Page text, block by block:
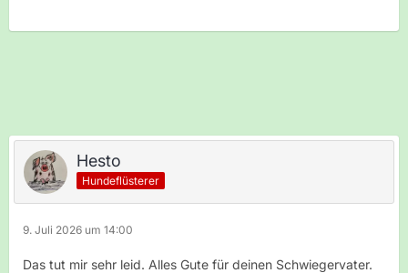
Hesto
Hundeflüsterer
9. Juli 2026 um 14:00
Das tut mir sehr leid. Alles Gute für deinen Schwiegervater.